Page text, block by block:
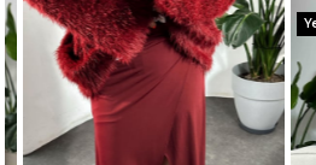
Kalıp Dar Yeni